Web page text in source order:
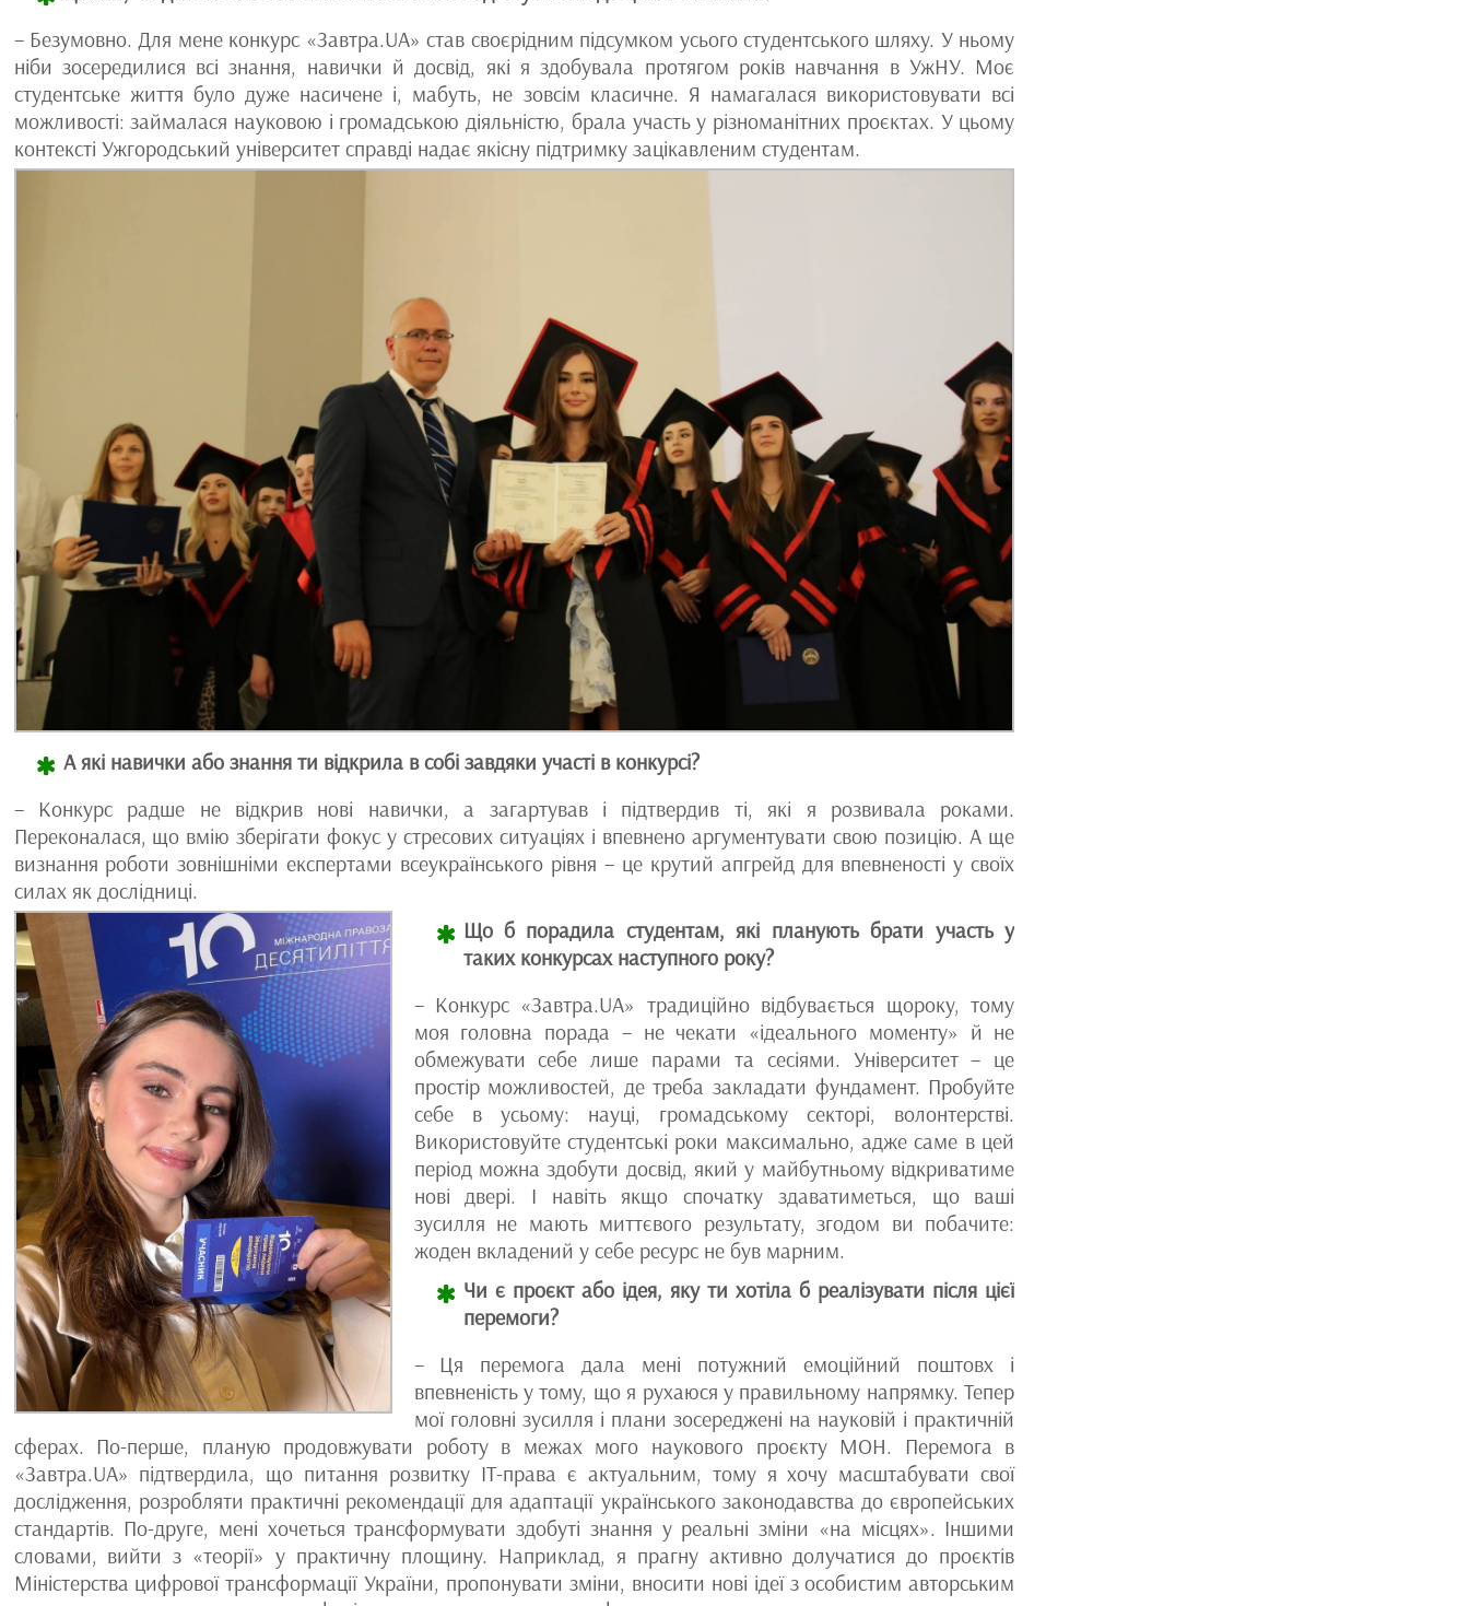
– Безумовно. Для мене конкурс «Завтра.UA» став своєрідним підсумком усього студентського шляху. У ньому
ніби зосередилися всі знання, навички й досвід, які я здобувала протягом років навчання в УжНУ. Моє
студентське життя було дуже насичене і, мабуть, не зовсім класичне. Я намагалася використовувати всі
можливості: займалася науковою і громадською діяльністю, брала участь у різноманітних проєктах. У цьому
контексті Ужгородський університет справді надає якісну підтримку зацікавленим студентам.
А які навички або знання ти відкрила в собі завдяки участі в конкурсі?
– Конкурс радше не відкрив нові навички, а загартував і підтвердив ті, які я розвивала роками.
Переконалася, що вмію зберігати фокус у стресових ситуаціях і впевнено аргументувати свою позицію. А ще
визнання роботи зовнішніми експертами всеукраїнського рівня – це крутий апгрейд для впевненості у своїх
силах як дослідниці.
Що б порадила студентам, які планують брати участь у
таких конкурсах наступного року?
– Конкурс «Завтра.UA» традиційно відбувається щороку, тому
моя головна порада – не чекати «ідеального моменту» й не
обмежувати себе лише парами та сесіями. Університет – це
простір можливостей, де треба закладати фундамент. Пробуйте
себе в усьому: науці, громадському секторі, волонтерстві.
Використовуйте студентські роки максимально, адже саме в цей
період можна здобути досвід, який у майбутньому відкриватиме
нові двері. І навіть якщо спочатку здаватиметься, що ваші
зусилля не мають миттєвого результату, згодом ви побачите:
жоден вкладений у себе ресурс не був марним.
Чи є проєкт або ідея, яку ти хотіла б реалізувати після цієї
перемоги?
– Ця перемога дала мені потужний емоційний поштовх і
впевненість у тому, що я рухаюся у правильному напрямку. Тепер
мої головні зусилля і плани зосереджені на науковій і практичній
сферах. По-перше, планую продовжувати роботу в межах мого наукового проєкту МОН. Перемога в
«Завтра.UA» підтвердила, що питання розвитку IT-права є актуальним, тому я хочу масштабувати свої
дослідження, розробляти практичні рекомендації для адаптації українського законодавства до європейських
стандартів. По-друге, мені хочеться трансформувати здобуті знання у реальні зміни «на місцях». Іншими
словами, вийти з «теорії» у практичну площину. Наприклад, я прагну активно долучатися до проєктів
Міністерства цифрової трансформації України, пропонувати зміни, вносити нові ідеї з особистим авторським